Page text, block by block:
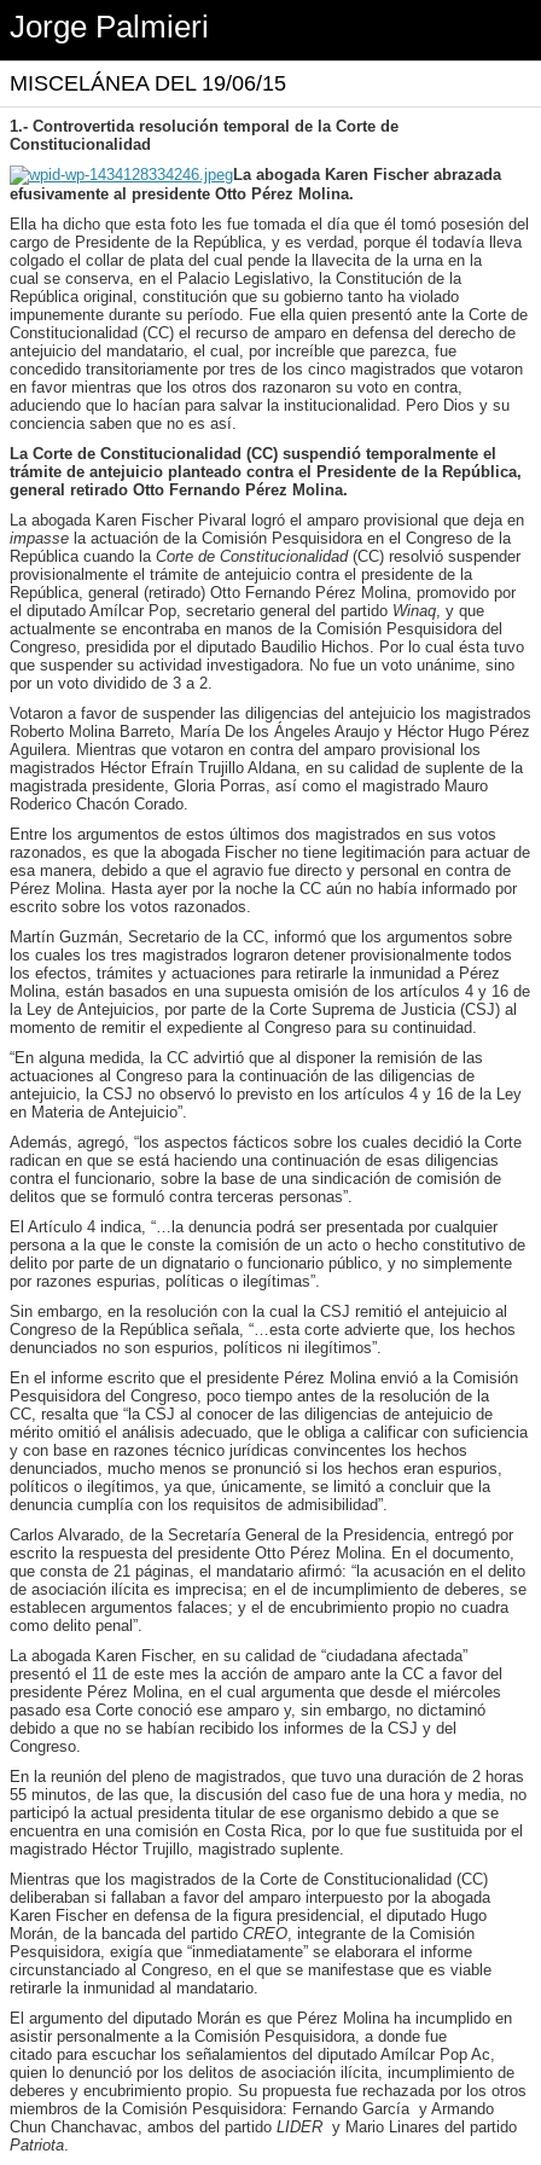
Jorge Palmieri
MISCELÁNEA DEL 19/06/15
1.- Controvertida resolución temporal de la Corte de
Constitucionalidad
La abogada Karen Fischer abrazada
efusivamente al presidente Otto Pérez Molina.
Ella ha dicho que esta foto les fue tomada el día que él tomó posesión del
cargo de Presidente de la República, y es verdad, porque él todavía lleva
colgado el collar de plata del cual pende la llavecita de la urna en la
cual se conserva, en el Palacio Legislativo, la Constitución de la
República original, constitución que su gobierno tanto ha violado
impunemente durante su período. Fue ella quien presentó ante la Corte de
Constitucionalidad (CC) el recurso de amparo en defensa del derecho de
antejuicio del mandatario, el cual, por increíble que parezca, fue
concedido transitoriamente por tres de los cinco magistrados que votaron
en favor mientras que los otros dos razonaron su voto en contra,
aduciendo que lo hacían para salvar la institucionalidad. Pero Dios y su
conciencia saben que no es así.
La Corte de Constitucionalidad (CC) suspendió temporalmente el
trámite de antejuicio planteado contra el Presidente de la República,
general retirado Otto Fernando Pérez Molina.
La abogada Karen Fischer Pivaral logró el amparo provisional que deja en
impasse la actuación de la Comisión Pesquisidora en el Congreso de la
República cuando la Corte de Constitucionalidad(CC) resolvió suspender
provisionalmente el trámite de antejuicio contra el presidente de la
República, general (retirado) Otto Fernando Pérez Molina, promovido por
el diputado Amílcar Pop, secretario general del partido Winaq, y que
actualmente se encontraba en manos de la Comisión Pesquisidora del
Congreso, presidida por el diputado Baudilio Hichos. Por lo cual ésta tuvo
que suspender su actividad investigadora. No fue un voto unánime, sino
por un voto dividido de 3 a 2.
Votaron a favor de suspender las diligencias del antejuicio los magistrados
Roberto Molina Barreto, María De los Ángeles Araujo y Héctor Hugo Pérez
Aguilera. Mientras que votaron en contra del amparo provisional los
magistrados Héctor Efraín Trujillo Aldana, en su calidad de suplente de la
magistrada presidente, Gloria Porras, así como el magistrado Mauro
Roderico Chacón Corado.
Entre los argumentos de estos últimos dos magistrados en sus votos
razonados, es que la abogada Fischer no tiene legitimación para actuar de
esa manera, debido a que el agravio fue directo y personal en contra de
Pérez Molina. Hasta ayer por la noche la CC aún no había informado por
escrito sobre los votos razonados.
Martín Guzmán, Secretario de la CC, informó que los argumentos sobre
los cuales los tres magistrados lograron detener provisionalmente todos
los efectos, trámites y actuaciones para retirarle la inmunidad a Pérez
Molina, están basados en una supuesta omisión de los artículos 4 y 16 de
la Ley de Antejuicios, por parte de la Corte Suprema de Justicia (CSJ) al
momento de remitir el expediente al Congreso para su continuidad.
“En alguna medida, la CC advirtió que al disponer la remisión de las
actuaciones al Congreso para la continuación de las diligencias de
antejuicio, la CSJ no observó lo previsto en los artículos 4 y 16 de la Ley
en Materia de Antejuicio”.
Además, agregó, “los aspectos fácticos sobre los cuales decidió la Corte
radican en que se está haciendo una continuación de esas diligencias
contra el funcionario, sobre la base de una sindicación de comisión de
delitos que se formuló contra terceras personas”.
El Artículo 4 indica, “…la denuncia podrá ser presentada por cualquier
persona a la que le conste la comisión de un acto o hecho constitutivo de
delito por parte de un dignatario o funcionario público, y no simplemente
por razones espurias, políticas o ilegítimas”.
Sin embargo, en la resolución con la cual la CSJ remitió el antejuicio al
Congreso de la República señala, “…esta corte advierte que, los hechos
denunciados no son espurios, políticos ni ilegítimos”.
En el informe escrito que el presidente Pérez Molina envió a la Comisión
Pesquisidora del Congreso, poco tiempo antes de la resolución de la
CC, resalta que “la CSJ al conocer de las diligencias de antejuicio de
mérito omitió el análisis adecuado, que le obliga a calificar con suficiencia
y con base en razones técnico jurídicas convincentes los hechos
denunciados, mucho menos se pronunció si los hechos eran espurios,
políticos o ilegítimos, ya que, únicamente, se limitó a concluir que la
denuncia cumplía con los requisitos de admisibilidad”.
Carlos Alvarado, de la Secretaría General de la Presidencia, entregó por
escrito la respuesta del presidente Otto Pérez Molina. En el documento,
que consta de 21 páginas, el mandatario afirmó: “la acusación en el delito
de asociación ilícita es imprecisa; en el de incumplimiento de deberes, se
establecen argumentos falaces; y el de encubrimiento propio no cuadra
como delito penal”.
La abogada Karen Fischer, en su calidad de “ciudadana afectada”
presentó el 11 de este mes la acción de amparo ante la CC a favor del
presidente Pérez Molina, en el cual argumenta que desde el miércoles
pasado esa Corte conoció ese amparo y, sin embargo, no dictaminó
debido a que no se habían recibido los informes de la CSJ y del
Congreso.
En la reunión del pleno de magistrados, que tuvo una duración de 2 horas
55 minutos, de las que, la discusión del caso fue de una hora y media, no
participó la actual presidenta titular de ese organismo debido a que se
encuentra en una comisión en Costa Rica, por lo que fue sustituida por el
magistrado Héctor Trujillo, magistrado suplente.
Mientras que los magistrados de la Corte de Constitucionalidad (CC)
deliberaban si fallaban a favor del amparo interpuesto por la abogada
Karen Fischer en defensa de la figura presidencial, el diputado Hugo
Morán, de la bancada del partido CREO, integrante de la Comisión
Pesquisidora, exigía que “inmediatamente” se elaborara el informe
circunstanciado al Congreso, en el que se manifestase que es viable
retirarle la inmunidad al mandatario.
El argumento del diputado Morán es que Pérez Molina ha incumplido en
asistir personalmente a la Comisión Pesquisidora, a donde fue
citado para escuchar los señalamientos del diputado Amílcar Pop Ac,
quien lo denunció por los delitos de asociación ilícita, incumplimiento de
deberes y encubrimiento propio. Su propuesta fue rechazada por los otros
miembros de la Comisión Pesquisidora: Fernando García y Armando
Chun Chanchavac, ambos del partido LIDER y Mario Linares del partido
Patriota.